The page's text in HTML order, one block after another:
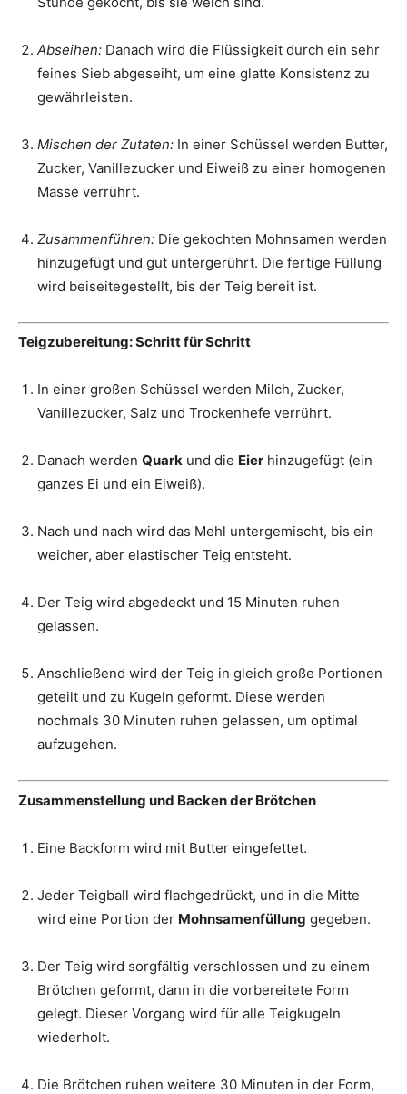
Abseihen: Danach wird die Flüssigkeit durch ein sehr
feines Sieb abgeseiht, um eine glatte Konsistenz zu
gewährleisten.
Mischen der Zutaten: In einer Schüssel werden Butter,
Zucker, Vanillezucker und Eiweiß zu einer homogenen
Masse verrührt.
Zusammenführen: Die gekochten Mohnsamen werden
hinzugefügt und gut untergerührt. Die fertige Füllung
wird beiseitegestellt, bis der Teig bereit ist.
Teigzubereitung: Schritt für Schritt
In einer großen Schüssel werden Milch, Zucker,
Vanillezucker, Salz und Trockenhefe verrührt.
Danach werden Quark und die Eier hinzugefügt (ein
ganzes Ei und ein Eiweiß).
Nach und nach wird das Mehl untergemischt, bis ein
weicher, aber elastischer Teig entsteht.
Der Teig wird abgedeckt und 15 Minuten ruhen
gelassen.
Anschließend wird der Teig in gleich große Portionen
geteilt und zu Kugeln geformt. Diese werden
nochmals 30 Minuten ruhen gelassen, um optimal
aufzugehen.
Zusammenstellung und Backen der Brötchen
Eine Backform wird mit Butter eingefettet.
Jeder Teigball wird flachgedrückt, und in die Mitte
wird eine Portion der Mohnsamenfüllung gegeben.
Der Teig wird sorgfältig verschlossen und zu einem
Brötchen geformt, dann in die vorbereitete Form
gelegt. Dieser Vorgang wird für alle Teigkugeln
wiederholt.
Die Brötchen ruhen weitere 30 Minuten in der Form,